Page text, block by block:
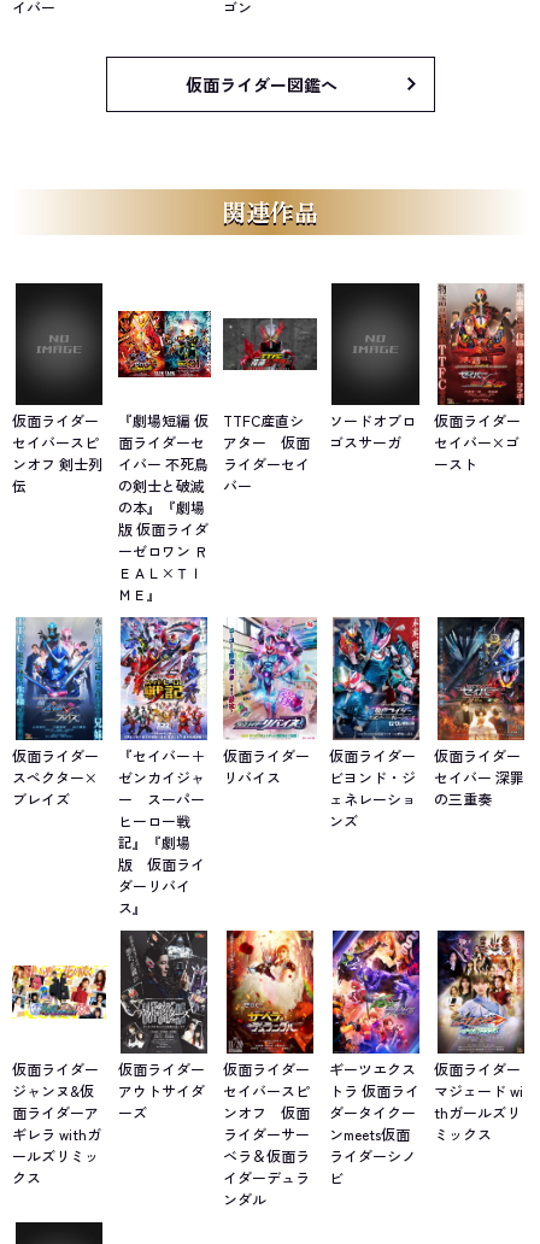
イバー
ゴン
仮面ライダー図鑑へ
関連作品
仮面ライダー
セイバースピ
ンオフ 剣士列
伝
『劇場短編 仮
面ライダーセ
イバー 不死鳥
の剣士と破滅
の本』『劇場
版 仮面ライダ
ーゼロワン Ｒ
ＥＡＬ×ＴＩ
ＭＥ』
TTFC産直シ
アター 仮面
ライダーセイ
バー
ソードオブロ
ゴスサーガ
仮面ライダー
セイバー×ゴ
ースト
仮面ライダー
スペクター×
ブレイズ
『セイバー＋
ゼンカイジャ
ー スーパー
ヒーロー戦
記』『劇場
版 仮面ライ
ダーリバイ
ス』
仮面ライダー
リバイス
仮面ライダー
ビヨンド・ジ
ェネレーショ
ンズ
仮面ライダー
セイバー 深罪
の三重奏
仮面ライダー
ジャンヌ&仮
面ライダーア
ギレラ withガ
ールズリミッ
クス
仮面ライダー
アウトサイダ
ーズ
仮面ライダー
セイバースピ
ンオフ 仮面
ライダーサー
ベラ＆仮面ラ
イダーデュラ
ンダル
ギーツエクス
トラ 仮面ライ
ダータイクー
ンmeets仮面
ライダーシノ
ビ
仮面ライダー
マジェード wi
thガールズリ
ミックス